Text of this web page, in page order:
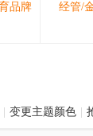
品牌 经管/
变更主题颜色